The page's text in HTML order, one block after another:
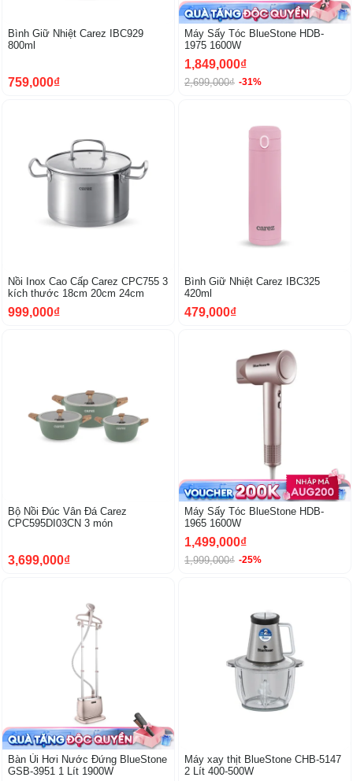
Bình Giữ Nhiệt Carez IBC929
800ml
759,000₫
Máy Sấy Tóc BlueStone HDB-
1975 1600W
1,849,000₫
2,699,000₫ -31%
Nồi Inox Cao Cấp Carez CPC755 3
kích thước 18cm 20cm 24cm
999,000₫
Bình Giữ Nhiệt Carez IBC325
420ml
479,000₫
Bộ Nồi Đúc Vân Đá Carez
CPC595DI03CN 3 món
3,699,000₫
Máy Sấy Tóc BlueStone HDB-
1965 1600W
1,499,000₫
1,999,000₫ -25%
Bàn Ủi Hơi Nước Đứng BlueStone
GSB-3951 1 Lít 1900W
Máy xay thịt BlueStone CHB-5147
2 Lít 400-500W